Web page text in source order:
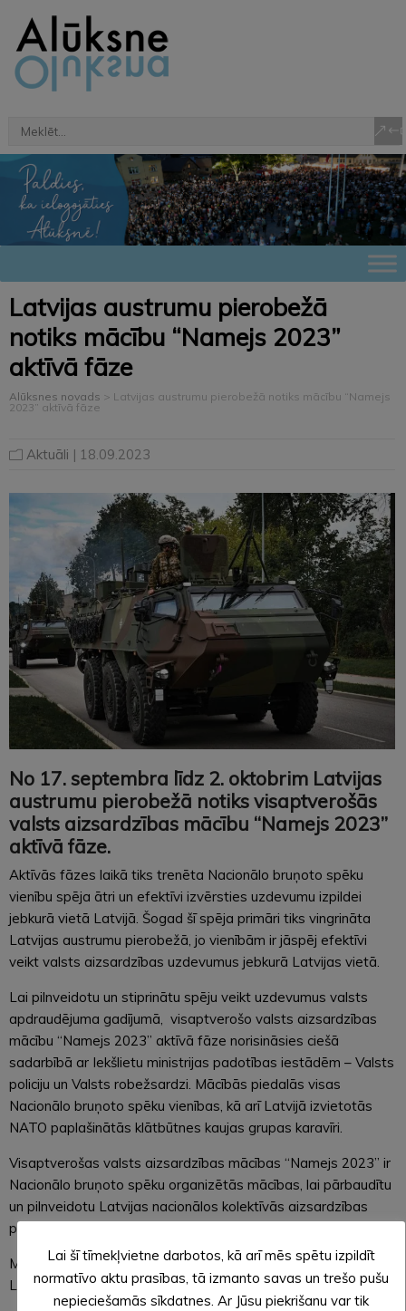
Latvijas austrumu pierobežā
notiks mācību “Namejs 2023”
aktīvā fāze
Alūksnes novads > Latvijas austrumu pierobežā notiks mācību “Namejs
2023” aktīvā fāze
Aktuāli | 18.09.2023
No 17. septembra līdz 2. oktobrim Latvijas
austrumu pierobežā notiks visaptverošās
valsts aizsardzības mācību “Namejs 2023”
aktīvā fāze.
Aktīvās fāzes laikā tiks trenēta Nacionālo bruņoto spēku
vienību spēja ātri un efektīvi izvērsties uzdevumu izpildei
jebkurā vietā Latvijā. Šogad šī spēja primāri tiks vingrināta
Latvijas austrumu pierobežā, jo vienībām ir jāspēj efektīvi
veikt valsts aizsardzības uzdevumus jebkurā Latvijas vietā.
Lai pilnveidotu un stiprinātu spēju veikt uzdevumus valsts
apdraudējuma gadījumā, visaptverošo valsts aizsardzības
mācību “Namejs 2023” aktīvā fāze norisināsies ciešā
sadarbībā ar Iekšlietu ministrijas padotības iestādēm – Valsts
policiju un Valsts robežsardzi. Mācībās piedalās visas
Nacionālo bruņoto spēku vienības, kā arī Latvijā izvietotās
NATO paplašinātās klātbūtnes kaujas grupas karavīri.
Visaptverošas valsts aizsardzības mācības “Namejs 2023” ir
Nacionālo bruņoto spēku organizētās mācības, lai pārbaudītu
un pilnveidotu Latvijas nacionālos kolektīvās aizsardzības
plānus.
Mācības norisinās no 5. septembra līdz 2. oktobrim visā
Latvijā. Mācībās kopā piedalīsies aptuveni 8500 dalībnieku.
Lai šī tīmekļvietne darbotos, kā arī mēs spētu izpildīt
normatīvo aktu prasības, tā izmanto savas un trešo pušu
nepieciešamās sīkdatnes. Ar Jūsu piekrišanu var tik